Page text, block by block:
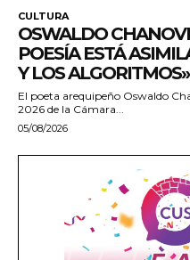
CULTURA
OSWALDO
POESÍA ESTÁ
Y LOS ALGORITMOS»
El poeta arequipeño Oswaldo
2026 de la Cámara...
05/08/2026